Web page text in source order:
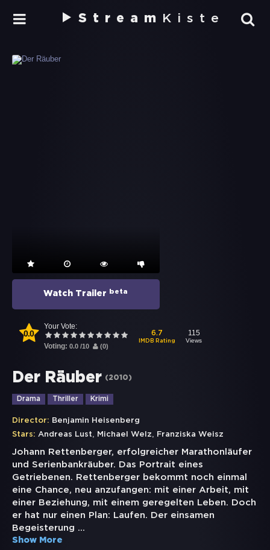
Stream Kiste
Watch Trailer beta
0.0
Your Vote:
Voting: 0.0 /10 (0)
6.7
IMDB Rating
115
Views
Der Räuber (2010)
Drama Thriller Krimi
Director: Benjamin Heisenberg
Stars: Andreas Lust, Michael Welz, Franziska Weisz
Johann Rettenberger, erfolgreicher Marathonläufer
und Serienbankräuber. Das Portrait eines
Getriebenen. Rettenberger bekommt noch einmal
eine Chance, neu anzufangen: mit einer Arbeit, mit
einer Beziehung, mit einem geregelten Leben. Doch
er hat nur einen Plan: Laufen. Der einsamen
Begeisterung ...
Show More